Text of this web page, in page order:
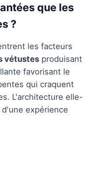
que les
?
les facteurs
vétustes produisant
favorisant le
qui craquent
L'architecture elle-
expérience